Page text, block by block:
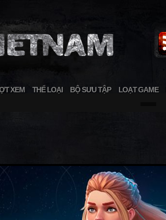
XEM THỂ LOẠI BỘ SƯU TẬP LOẠT GAME